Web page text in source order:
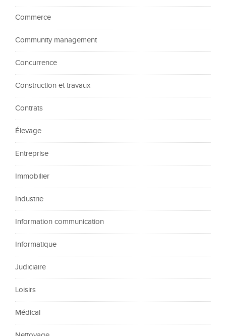
Commerce
Community management
Concurrence
Construction et travaux
Contrats
Élevage
Entreprise
Immobilier
Industrie
Information communication
Informatique
Judiciaire
Loisirs
Médical